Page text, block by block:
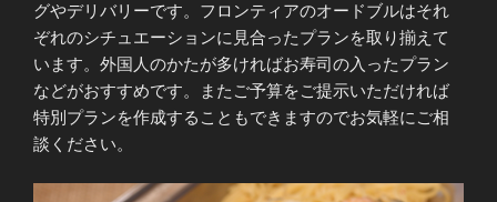
グやデリバリーです。フロンティアのオードブルはそれ
ぞれのシチュエーションに見合ったプランを取り揃えて
います。外国人のかたが多ければお寿司の入ったプラン
などがおすすめです。またご予算をご提示いただければ
特別プランを作成することもできますのでお気軽にご相
談ください。